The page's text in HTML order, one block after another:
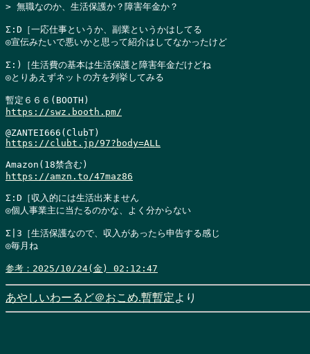
> 無職なのか、生活保護か？障害年金か？
Σ:D［一応仕事というか、副業というかはしてる
◎宣伝みたいで悪いかと思って紹介はしてなかったけど
Σ:)［生活費の基本は生活保護と障害年金だけどね
◎とりあえずネットの方を列挙してみる
https://swz.booth.pm/
https://clubt.jp/97?body=ALL
https://amzn.to/47maz86
Σ:D［収入的には生活出来ません
◎個人事業主に当たるのかな、よく分からない
Σ|3［生活保護なので、収入があったら申告する感じ
◎毎月ね
参考：2025/10/24(金) 02:12:47
あやしいわーるど＠おこめ.暫暫定より